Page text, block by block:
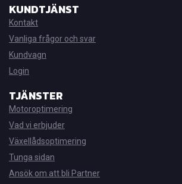
KUNDTJÄNST
Kontakt
Vanliga frågor och svar
Kundvagn
Login
TJÄNSTER
Motoroptimering
Vad vi erbjuder
Växellådsoptimering
Tunga sidan
Ansök om att bli Partner